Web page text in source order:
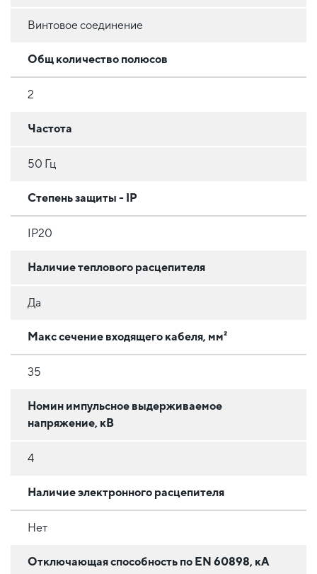
Винтовое соединение
Общ количество полюсов
2
Частота
50 Гц
Степень защиты - IP
IP20
Наличие теплового расцепителя
Да
Макс сечение входящего кабеля, мм²
35
Номин импульсное выдерживаемое
напряжение, кВ
4
Наличие электронного расцепителя
Нет
Отключающая способность по EN 60898, кА